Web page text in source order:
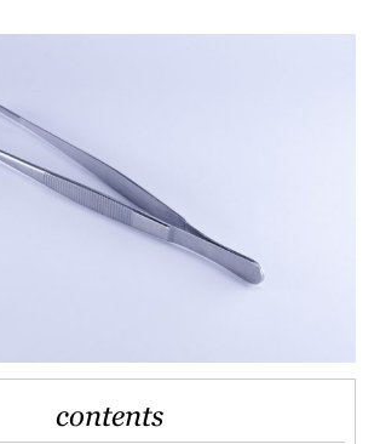
contents